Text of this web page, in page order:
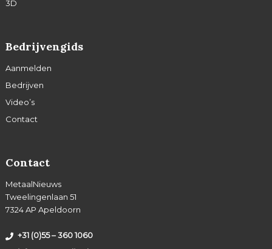
3D
Bedrijvengids
Aanmelden
Bedrijven
Video’s
Contact
Contact
MetaalNieuws
Tweelingenlaan 51
7324 AP Apeldoorn
+31 (0)55 – 360 1060